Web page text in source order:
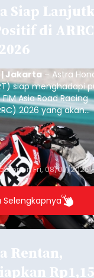
Siap
di ARRC
Jakarta – Astra
siap menghadapi
Asia Road Racing
2026 yang akan
Mandalika
Lombok, Nusa
2026.
onFri, 08/07/2026
Selengkapnya
Rentan,